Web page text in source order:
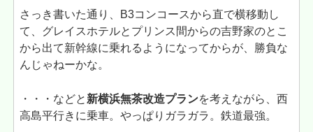
さっき書いた通り、B3コンコースから直で横移動し
て、グレイスホテルとプリンス間からの吉野家のとこ
から出て新幹線に乗れるようになってからが、勝負な
んじゃねーかな。
・・・などと 新横浜無茶改造プランを考えながら、西
高島平行きに乗車。やっぱりガラガラ。鉄道最強。